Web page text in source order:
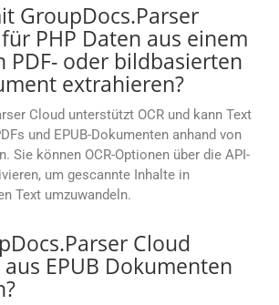
GroupDocs.Parser
PHP Daten aus einem
PDF- oder bildbasierten
extrahieren?
Cloud unterstützt OCR und kann Text
und EPUB-Dokumenten anhand von
Sie können OCR-Optionen über die API-
um gescannte Inhalte in
Text umzuwandeln.
Cloud
EPUB Dokumenten